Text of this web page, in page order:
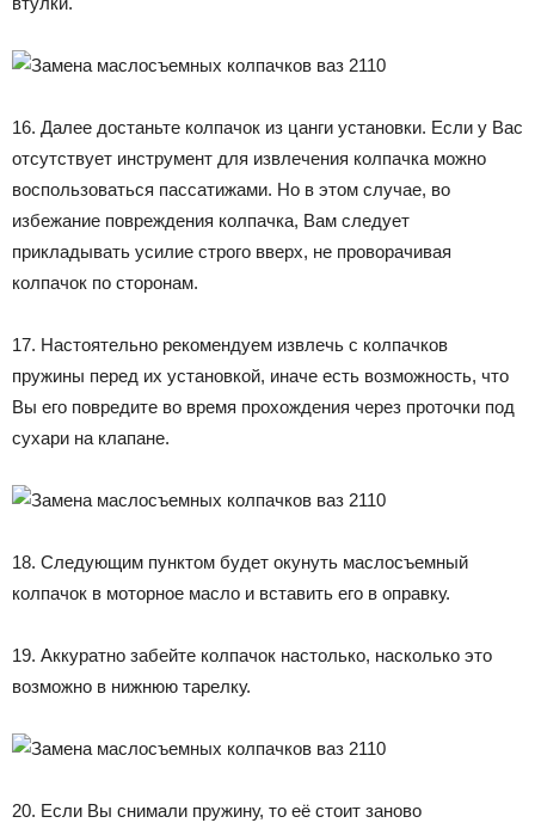
16. Далее достаньте колпачок из цанги установки. Если у Вас
отсутствует инструмент для извлечения колпачка можно
воспользоваться пассатижами. Но в этом случае, во
избежание повреждения колпачка, Вам следует
прикладывать усилие строго вверх, не проворачивая
колпачок по сторонам.
17. Настоятельно рекомендуем извлечь с колпачков
пружины перед их установкой, иначе есть возможность, что
Вы его повредите во время прохождения через проточки под
сухари на клапане.
18. Следующим пунктом будет окунуть маслосъемный
колпачок в моторное масло и вставить его в оправку.
19. Аккуратно забейте колпачок настолько, насколько это
возможно в нижнюю тарелку.
20. Если Вы снимали пружину, то её стоит заново